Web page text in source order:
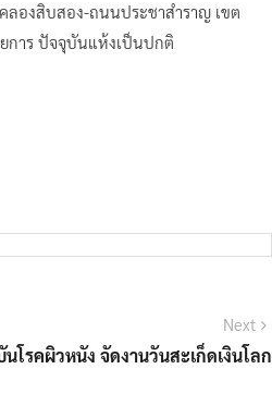
องสิบสอง-ถนนประชาสำราญ เขต
การ ปัจจุบันแห้งเป็นปกติ
Next
โรคผิวหนัง จัดงานวันสะเก็ดเงินโลก